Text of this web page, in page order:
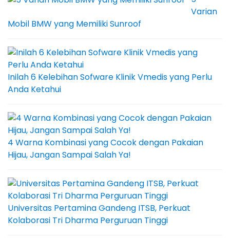
Varian
Mobil BMW yang Memiliki Sunroof
Inilah 6 Kelebihan Sofware Klinik Vmedis yang Perlu
Anda Ketahui
4 Warna Kombinasi yang Cocok dengan Pakaian
Hijau, Jangan Sampai Salah Ya!
Universitas Pertamina Gandeng ITSB, Perkuat
Kolaborasi Tri Dharma Perguruan Tinggi